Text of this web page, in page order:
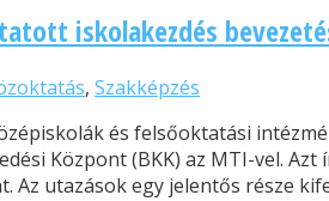
iskolakezdés
, Szakképzés
és felsőoktatási
Központ (BKK) az MTI-vel.
Az utazások egy jelentős része